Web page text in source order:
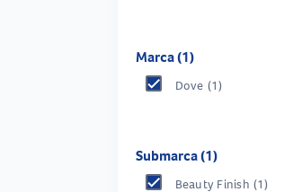
Marca (1)
Dove (1)
Submarca (1)
Beauty Finish (1)